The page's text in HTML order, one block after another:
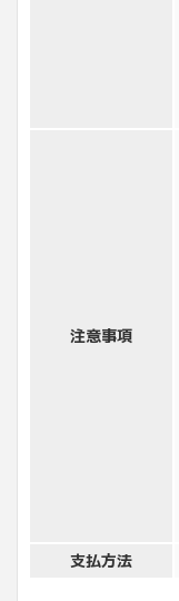
注意事項
支払方法